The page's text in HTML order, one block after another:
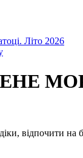
Літо 2026
відпочити на